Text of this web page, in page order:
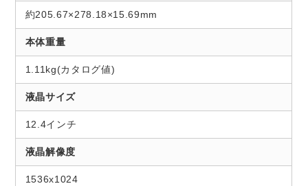
約205.67×278.18×15.69mm
本体重量
1.11kg(カタログ値)
液晶サイズ
12.4インチ
液晶解像度
1536x1024